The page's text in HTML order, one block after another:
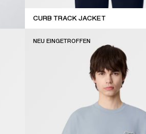
CURB TRACK JACKET
NEU EINGETROFFEN